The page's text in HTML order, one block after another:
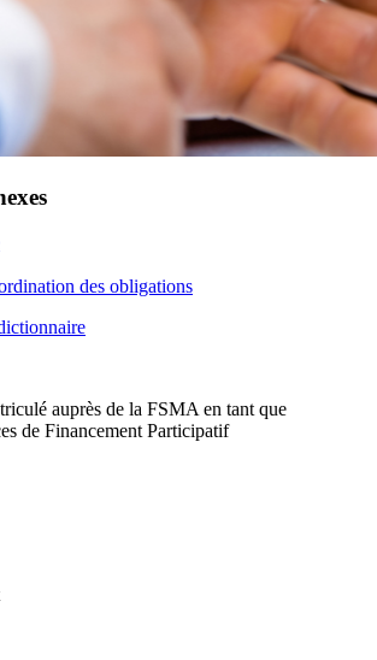
des obligations
auprès de la FSMA en tant que
de Financement Participatif